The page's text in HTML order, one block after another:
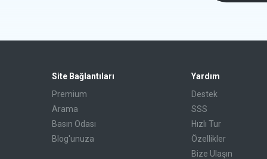
Site Bağlantıları
Premium
Arama
Basın Odası
Blog'unuza
Yardım
Destek
SSS
Hızlı Tur
Özellikler
Bize Ulaşın